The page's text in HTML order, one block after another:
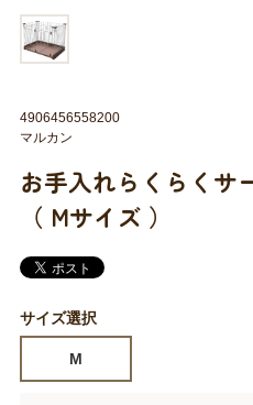
お手入れらくらくサ
（ Mサイズ ）
4906456558200
マルカン
サイズ選択
M